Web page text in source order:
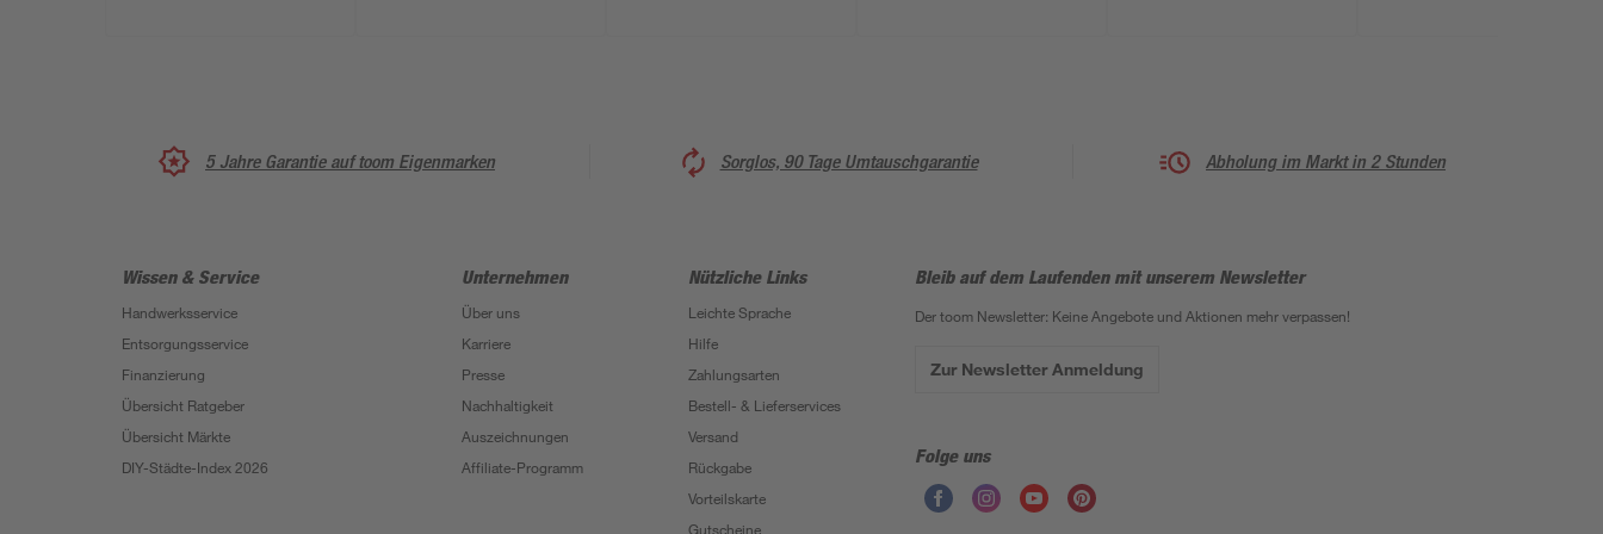
5 Jahre Garantie auf toom Eigenmarken Sorglos, 90 Tage Umtauschgarantie Abholung im Markt in 2 Stunden
Wissen & Service
Handwerksservice
Entsorgungsservice
Finanzierung
Übersicht Ratgeber
Übersicht Märkte
DIY-Städte-Index 2026
Unternehmen
Über uns
Karriere
Presse
Nachhaltigkeit
Auszeichnungen
Affiliate-Programm
Nützliche Links
Leichte Sprache
Hilfe
Zahlungsarten
Bestell- & Lieferservices
Versand
Rückgabe
Vorteilskarte
Gutscheine
Bleib auf dem Laufenden mit unserem Newsletter
Der toom Newsletter: Keine Angebote und Aktionen mehr verpassen!
Zur Newsletter Anmeldung
Folge uns